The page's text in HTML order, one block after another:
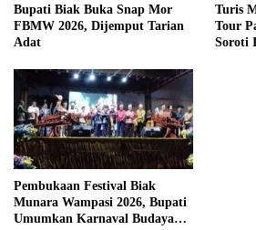
Bupati Biak Buka Snap Mor
FBMW 2026, Dijemput Tarian
Adat
Turis
Tour
Soroti
Pembukaan Festival Biak
Munara Wampasi 2026, Bupati
Umumkan Karnaval Budaya